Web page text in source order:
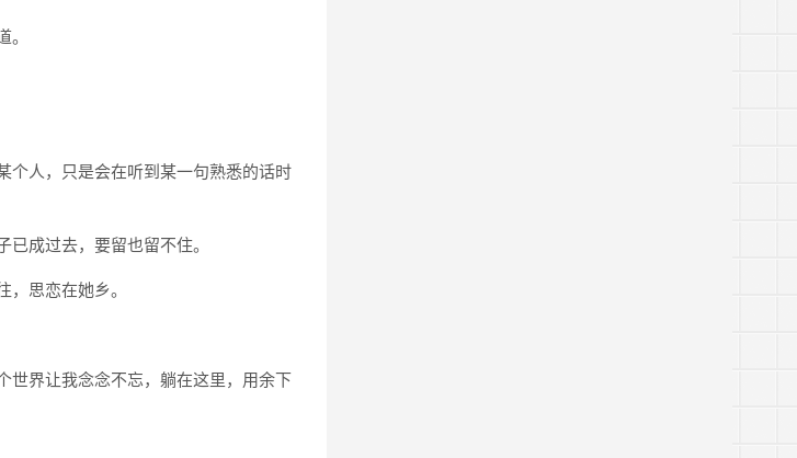
个人，只是会在听到某一句熟悉的话时
成过去，要留也留不住。
思恋在她乡。
世界让我念念不忘，躺在这里，用余下